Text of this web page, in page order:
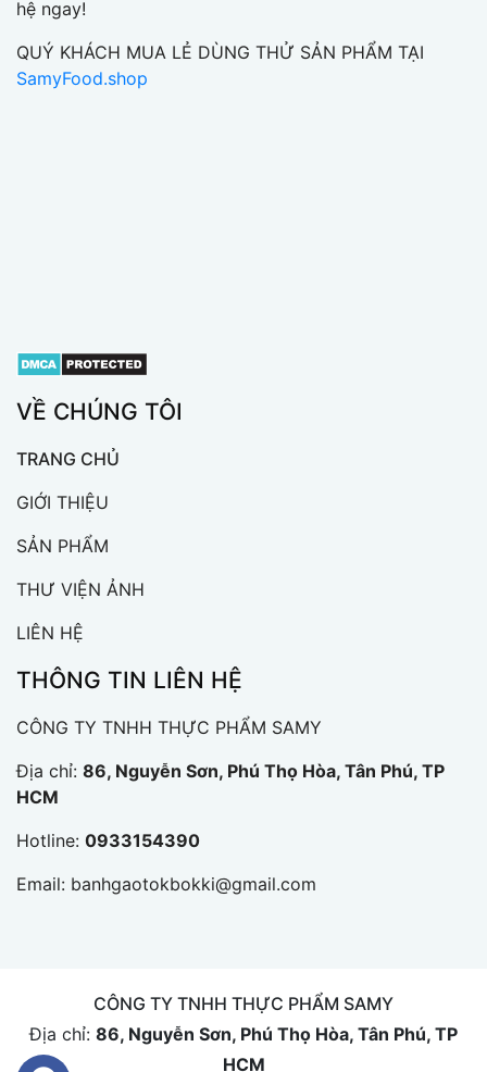
hệ ngay!
QUÝ KHÁCH MUA LẺ DÙNG THỬ SẢN PHẨM TẠI
SamyFood.shop
VỀ CHÚNG TÔI
TRANG CHỦ
GIỚI THIỆU
SẢN PHẨM
THƯ VIỆN ẢNH
LIÊN HỆ
THÔNG TIN LIÊN HỆ
CÔNG TY TNHH THỰC PHẨM SAMY
Địa chỉ: 86, Nguyễn Sơn, Phú Thọ Hòa, Tân Phú, TP
HCM
Hotline: 0933154390
Email: banhgaotokbokki@gmail.com
CÔNG TY TNHH THỰC PHẨM SAMY
Địa chỉ: 86, Nguyễn Sơn, Phú Thọ Hòa, Tân Phú, TP
HCM